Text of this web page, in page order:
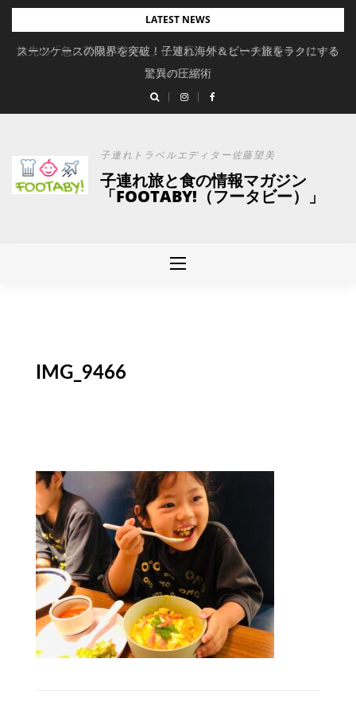
Skip
content
LATEST NEWS
旅先の「急に荷物が増えた」に対応。ずれない大容量キャリーオ
ンバッグ
スーツケースの限界を突破！子連れ海外＆ビーチ旅をラクにする
驚異の圧縮術
子連れトラベルエディター佐藤望美
子連れ旅と食の情報マガジン
「FOOTABY!（フータビー）」
IMG_9466